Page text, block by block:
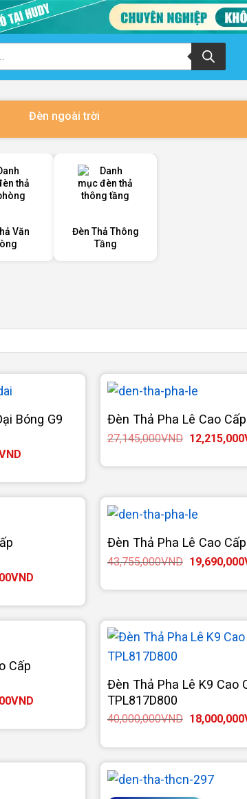
Đèn ngoài trời
Văn
Đèn Thả Thông
Tầng
Bóng G9
là:
2,550,000VND.
Đèn Thả Pha Lê Cao
27,145,000VND Giá
gốc
12,215,000
VND
là:
11,730,000VND.
Đèn Thả Pha Lê Cao
43,755,000VND Giá
gốc
19,690,000
Cấp
VND
là:
26,037,000VND.
Đèn Thả Pha Lê K9 Cao
TPL817D800
40,000,000VND Giá
18,000,000